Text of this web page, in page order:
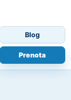
Blog
Prenota